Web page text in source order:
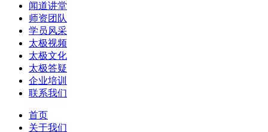
闻道讲堂
师资团队
学员风采
太极视频
太极文化
太极答疑
企业培训
联系我们
首页
关于我们